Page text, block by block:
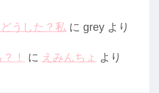
うした？私 に grey より
！ に えみんちょ より